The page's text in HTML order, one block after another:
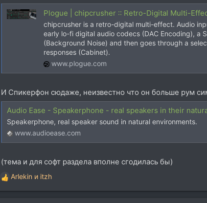
Plogue | chipcrusher :: Retro-Digital Multi-
chipcrusher is a retro-digital multi-effect. Audio
early lo-fi digital audio codecs (DAC Encoding), a
(Background Noise) and then goes through a
responses (Cabinet).
www.plogue.com
И Спикерфон сюдаже, неизвестно что он больше рум
Audio Ease - Speakerphone - real speakers in their
Speakerphone, real speaker sound in natural environments.
www.audioease.com
(тема и для софт раздела вполне сгодилась бы)
Р
е
Arlekin и itzh